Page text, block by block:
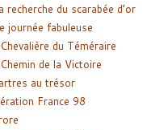
recherche du scarabée d’or
journée fabuleuse
du Téméraire
de la Victoire
au trésor
France 98